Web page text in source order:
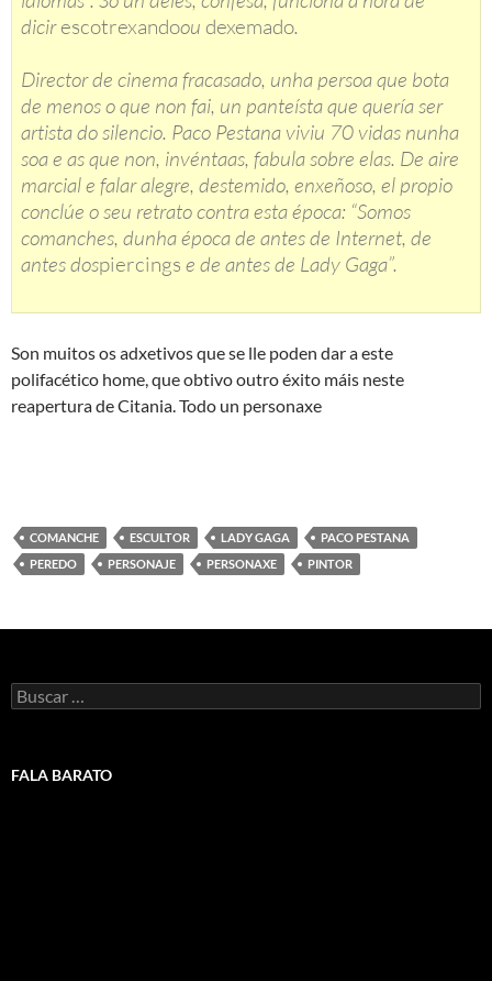
dicirescotrexandoou dexemado.
Director de cinema fracasado, unha persoa que bota
de menos o que non fai, un panteísta que quería ser
artista do silencio. Paco Pestana viviu 70 vidas nunha
soa e as que non, invéntaas, fabula sobre elas. De aire
marcial e falar alegre, destemido, enxeñoso, el propio
conclúe o seu retrato contra esta época: “Somos
comanches, dunha época de antes de Internet, de
antes dospiercings e de antes de Lady Gaga”.
Son muitos os adxetivos que se lle poden dar a este
polifacético home, que obtivo outro éxito máis neste
reapertura de Citania. Todo un personaxe
COMANCHE ESCULTOR LADY GAGA
PACO PESTANA
PEREDO
PERSONAJE PERSONAXE PINTOR
Buscar:
FALA BARATO